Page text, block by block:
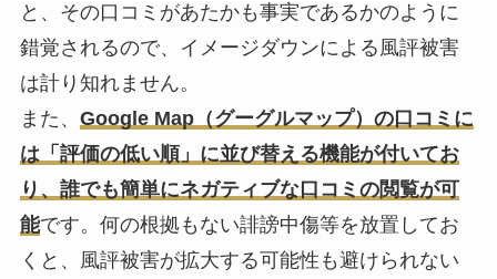
と、その口コミがあたかも事実であるかのように
錯覚されるので、イメージダウンによる風評被害
は計り知れません。
また、 Google Map（グーグルマップ）の口コミに
は「評価の低い順」に並び替える機能が付いてお
り、誰でも簡単にネガティブな口コミの閲覧が可
能です。何の根拠もない誹謗中傷等を放置してお
くと、風評被害が拡大する可能性も避けられない